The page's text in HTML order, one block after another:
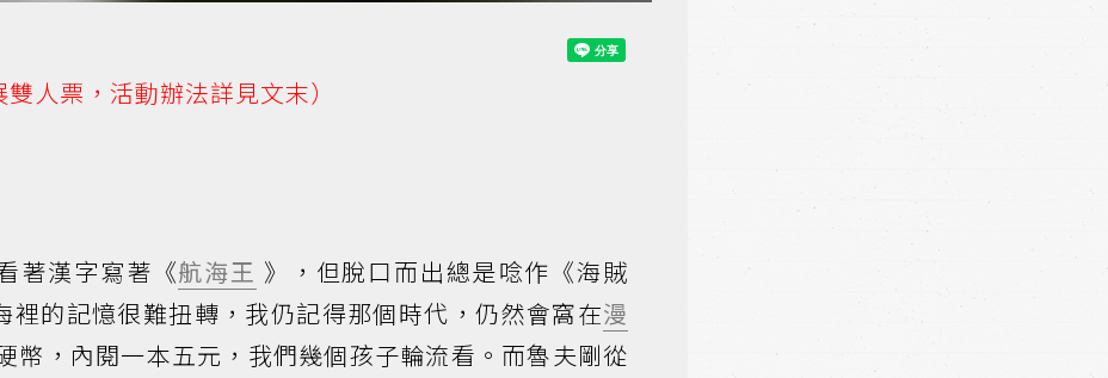
人票，活動辦法詳見文末）
著漢字寫著《航海王 》，但脫口而出總是唸作《海賊
裡的記憶很難扭轉，我仍記得那個時代，仍然會窩在漫
幣，內閱一本五元，我們幾個孩子輪流看。而魯夫剛從